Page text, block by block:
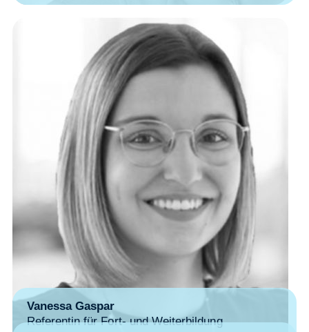
Vanessa Gaspar
Referentin für Fort- und Weiterbildung